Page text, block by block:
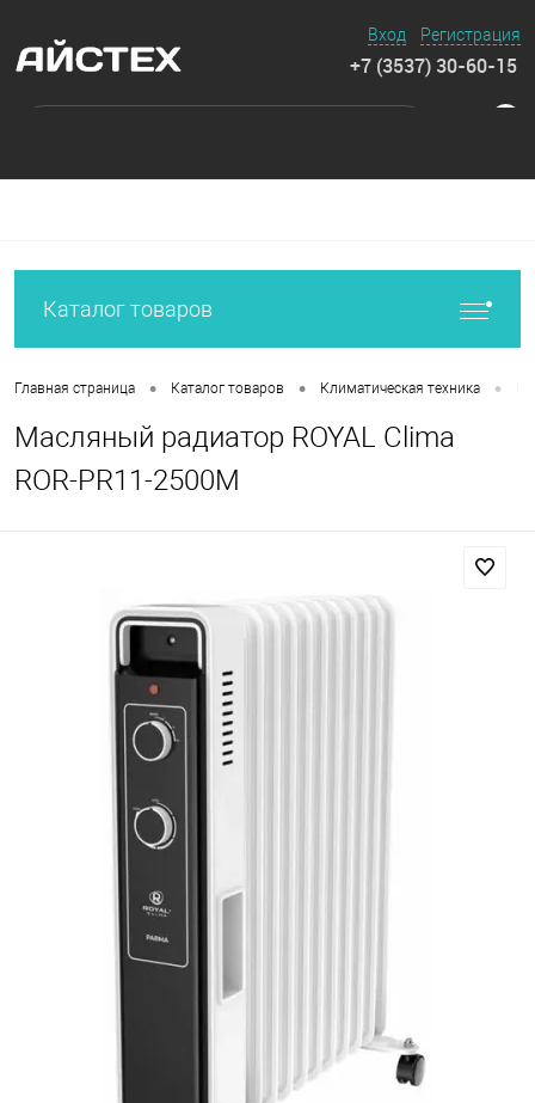
Вход Регистрация
+7 (3537) 30-60-15
Каталог товаров
Главная страница • Каталог товаров • Климатическая техника •
Масляный радиатор ROYAL Clima
ROR-PR11-2500M